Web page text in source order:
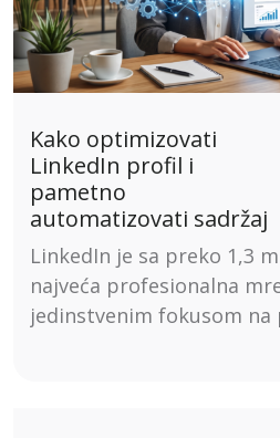
Kako optimizovati
LinkedIn profil i
pametno
automatizovati sadržaj
LinkedIn je sa preko 1,3
najveća profesionalna
jedinstvenim fokusom na